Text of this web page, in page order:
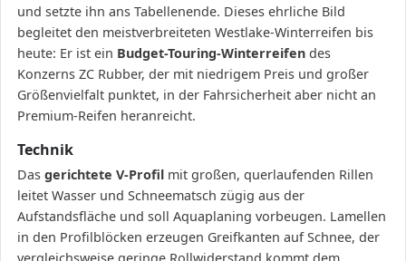
und setzte ihn ans Tabellenende. Dieses ehrliche Bild
begleitet den meistverbreiteten Westlake-Winterreifen bis
heute: Er ist ein Budget-Touring-Winterreifen des
Konzerns ZC Rubber, der mit niedrigem Preis und großer
Größenvielfalt punktet, in der Fahrsicherheit aber nicht an
Premium-Reifen heranreicht.
Technik
Das gerichtete V-Profil mit großen, querlaufenden Rillen
leitet Wasser und Schneematsch zügig aus der
Aufstandsfläche und soll Aquaplaning vorbeugen. Lamellen
in den Profilblöcken erzeugen Greifkanten auf Schnee, der